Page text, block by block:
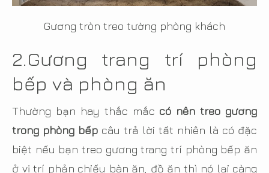
Gương tròn treo tường phòng khách
2.Gương trang trí phòng
bếp và phòng ăn
Thường bạn hay thắc mắc có nên treo gương
trong phòng bếp câu trả lời tất nhiên là có đặc
biệt nếu bạn treo gương trang trí phòng bếp ăn
ở vị trí phản chiếu bàn ăn, đồ ăn thì nó lại càng